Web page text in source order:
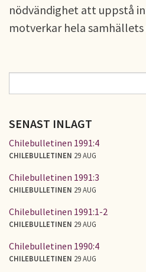
nödvändighet att uppstå
motverkar hela
SÖKFORMULÄR
SENAST INLAGT
Chilebulletinen 1991:4
CHILEBULLETINEN 29 AUG
Chilebulletinen 1991:3
CHILEBULLETINEN 29 AUG
Chilebulletinen 1991:1-2
CHILEBULLETINEN 29 AUG
Chilebulletinen 1990:4
CHILEBULLETINEN 29 AUG